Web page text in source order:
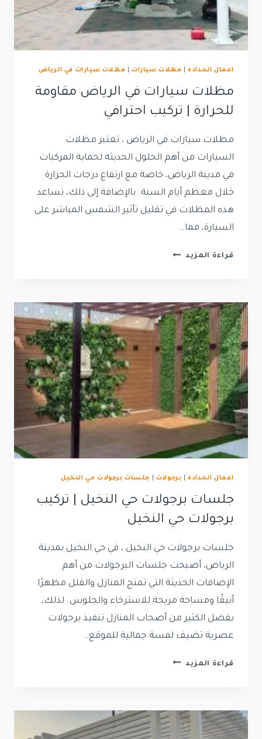
اعمال الحداده| مظلات سيارات مظلات سيارات في الرياض
مظلات سيارات في الرياض مقاومة
للحرارة | تركيب احترافي
مظلات سيارات في الرياض ، تعتبر مظلات
السيارات من أهم الحلول الحديثة لحماية المركبات
في مدينة الرياض، خاصة مع ارتفاع درجات الحرارة
خلال معظم أيام السنة. بالإضافة إلى ذلك، تساعد
هذه المظلات في تقليل تأثير الشمس المباشر على
السيارة، مما…
قراءة المزيد مظلات
مقاومة
للحرارة
|
تركيب
احترافي
اعمال الحداده| برجولات جلسات برجولات حي النخيل
جلسات برجولات حي النخيل | تركيب
برجولات حي النخيل
جلسات برجولات حي النخيل ، في حي النخيل بمدينة
الرياض، أصبحت جلسات البرجولات من أهم
الإضافات الحديثة التي تمنح المنازل والفلل مظهرًا
أنيقًا ومساحة مريحة للاسترخاء والجلوس. لذلك،
يفضل الكثير من أصحاب المنازل تنفيذ برجولات
عصرية تضيف لمسة جمالية للموقع…
قراءة المزيد جلسات
|
تركيب